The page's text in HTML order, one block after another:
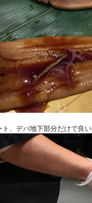
、デパ地下部分だけで良